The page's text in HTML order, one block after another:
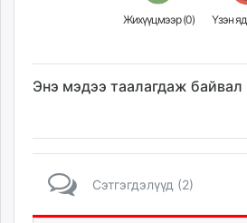
Жихүүцмээр (0)
Энэ мэдээ таалагдаж байвал
Сэтгэгдэлүүд (2)